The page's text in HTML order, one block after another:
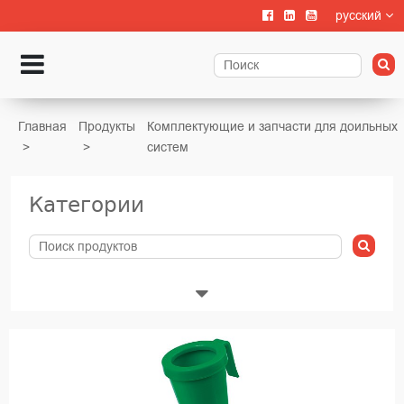
русский
Главная Продукты
Комплектующие и запчасти для доильных
систем
Категории